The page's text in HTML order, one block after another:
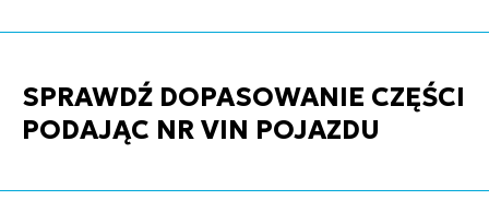
SPRAWDŹ DOPASOWANIE CZĘŚCI
PODAJĄC NR VIN POJAZDU